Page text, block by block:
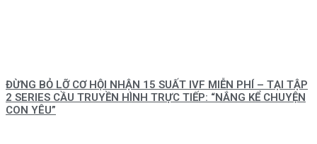
ĐỪNG BỎ LỠ CƠ HỘI NHẬN 15 SUẤT IVF MIỄN PHÍ – TẠI TẬP
2 SERIES CẦU TRUYỀN HÌNH TRỰC TIẾP: “NẮNG KỂ CHUYỆN
CON YÊU”